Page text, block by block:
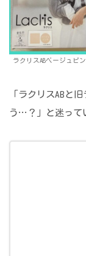
ラクリスABベージュピン
「ラクリスABと
う…？」と迷って